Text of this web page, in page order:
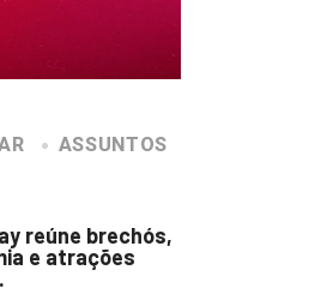
ASSUNTOS
reúne brechós,
e atrações